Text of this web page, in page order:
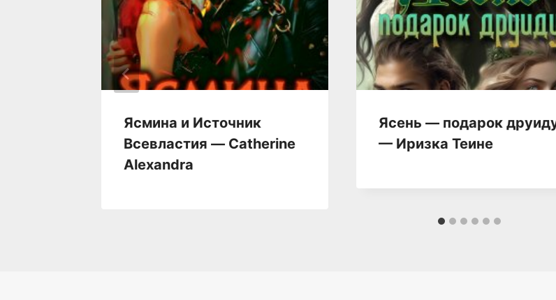
Ясмина и Источник
Всевластия — Catherine
Alexandra
Ясень — подарок
— Иризка Теине